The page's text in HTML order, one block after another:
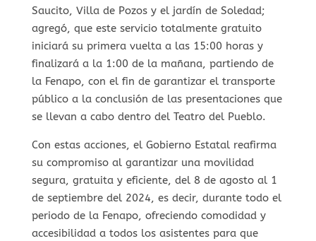
Saucito, Villa de Pozos y el jardín de Soledad;
agregó, que este servicio totalmente gratuito
iniciará su primera vuelta a las 15:00 horas y
finalizará a la 1:00 de la mañana, partiendo de
la Fenapo, con el fin de garantizar el transporte
público a la conclusión de las presentaciones que
se llevan a cabo dentro del Teatro del Pueblo.
Con estas acciones, el Gobierno Estatal reafirma
su compromiso al garantizar una movilidad
segura, gratuita y eficiente, del 8 de agosto al 1
de septiembre del 2024, es decir, durante todo el
periodo de la Fenapo, ofreciendo comodidad y
accesibilidad a todos los asistentes para que